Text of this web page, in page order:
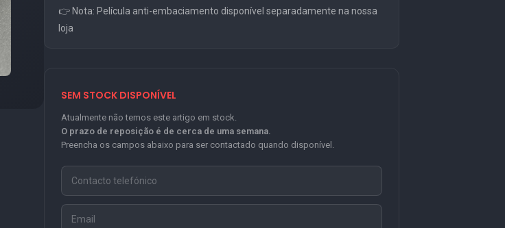
👉 Nota: Película anti-embaciamento disponível separadamente na nossa
loja
SEM STOCK DISPONÍVEL
Atualmente não temos este artigo em stock.
O prazo de reposição é de cerca de uma semana.
Preencha os campos abaixo para ser contactado quando disponível.